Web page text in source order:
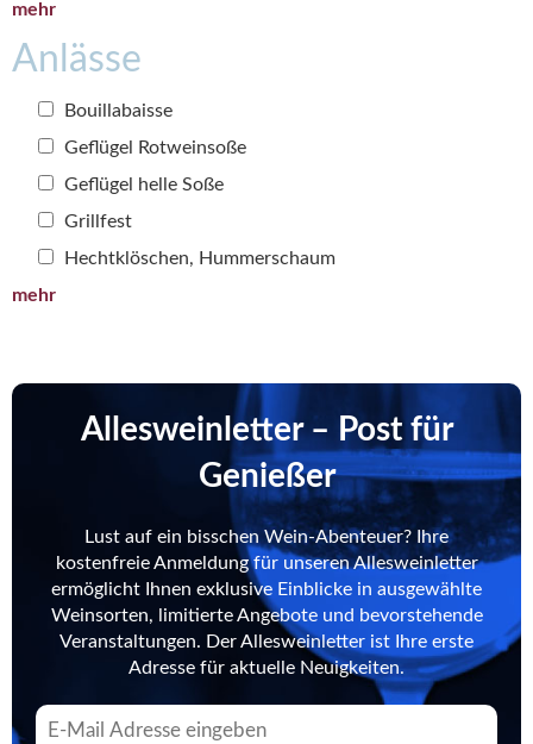
mehr
Anlässe
Bouillabaisse
Geflügel Rotweinsoße
Geflügel helle Soße
Grillfest
Hechtklöschen, Hummerschaum
mehr
Allesweinletter – Post für
Genießer
Lust auf ein bisschen Wein-Abenteuer? Ihre
kostenfreie Anmeldung für unseren Allesweinletter
ermöglicht Ihnen exklusive Einblicke in ausgewählte
Weinsorten, limitierte Angebote und bevorstehende
Veranstaltungen. Der Allesweinletter ist Ihre erste
Adresse für aktuelle Neuigkeiten.